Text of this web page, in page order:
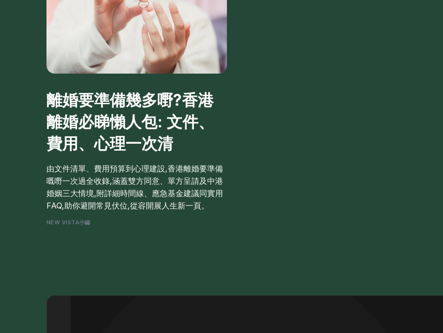
離婚要準備幾多嘢?香港
離婚必睇懶人包: 文件、
費用、心理一次清
由文件清單、費用預算到心理建設,香港離婚要準備
嘅嘢一次過全收錄,涵蓋雙方同意、單方呈請及中港
婚姻三大情境,附詳細時間線、應急基金建議同實用
FAQ,助你避開常見伏位,從容開展人生新一頁。
NEW VISTA小編